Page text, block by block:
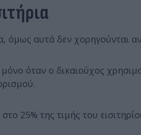
όμως αυτά δεν χορηγούνται
όταν ο δικαιούχος
25% της τιμής του